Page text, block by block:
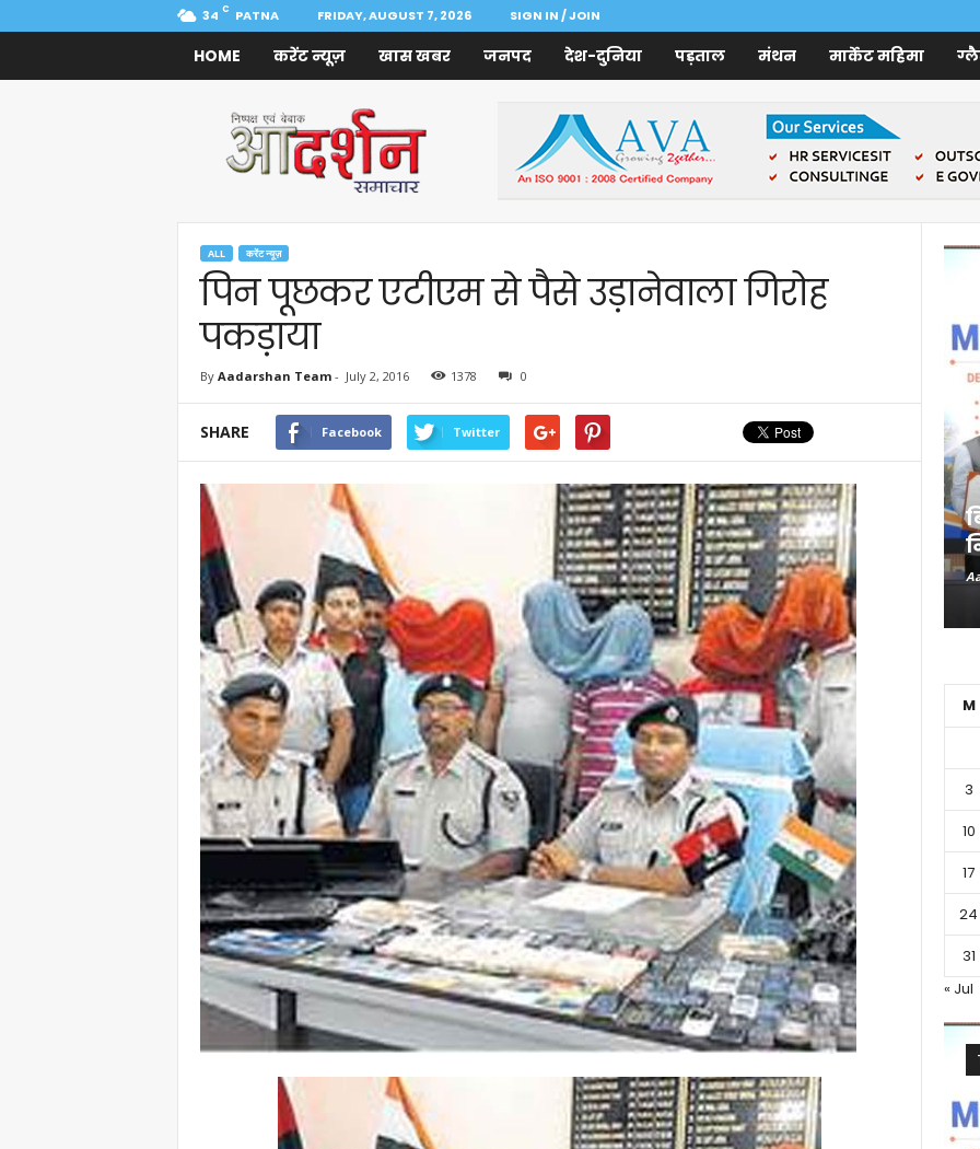
34 C PATNA FRIDAY, AUGUST 7, 2026 SIGN IN / JOIN
HOME करेंट न्यूज़ खास खबर जनपद देश-दुनिया पड़ताल मंथन मार्केट महिमा
Samachar
ALL करेंट न्यूज़
पिन पूछकर एटीएम से पैसे उड़ानेवाला गिरोह
पकड़ाया
By Aadarshan Team- July 2, 2016 1378 0
SHARE Facebook Twitter
M
3
10
17
24
31
« Jul